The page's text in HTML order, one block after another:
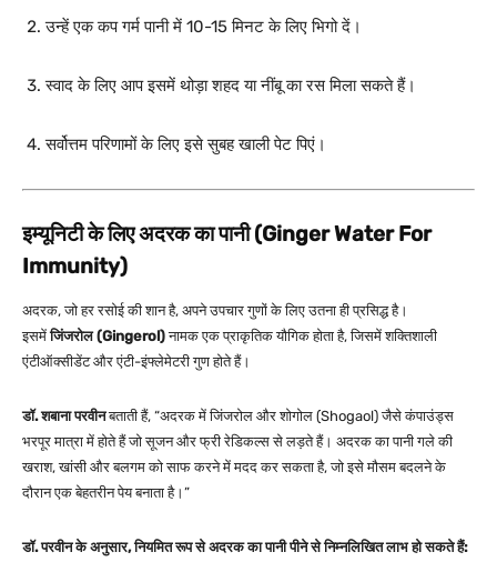
उन्हें एक कप गर्म पानी में 10-15 मिनट के लिए भिगो दें।
स्वाद के लिए आप इसमें थोड़ा शहद या नींबू का रस मिला सकते हैं।
सर्वोत्तम परिणामों के लिए इसे सुबह खाली पेट पिएं।
इम्यूनिटी के लिए अदरक का पानी (Ginger Water For
Immunity)
अदरक, जो हर रसोई की शान है, अपने उपचार गुणों के लिए उतना ही प्रसिद्ध है।
इसमेंजिंजरोल (Gingerol)नामक एक प्राकृतिक यौगिक होता है, जिसमें शक्तिशाली
एंटीऑक्सीडेंट और एंटी-इंफ्लेमेटरी गुण होते हैं।
डॉ. शबाना परवीनबताती हैं, “अदरक में जिंजरोल और शोगोल (Shogaol) जैसे कंपाउंड्स
भरपूर मात्रा में होते हैं जो सूजन और फ्री रेडिकल्स से लड़ते हैं। अदरक का पानी गले की
खराश, खांसी और बलगम को साफ करने में मदद कर सकता है, जो इसे मौसम बदलने के
दौरान एक बेहतरीन पेय बनाता है।”
डॉ. परवीन के अनुसार, नियमित रूप से अदरक का पानी पीने से निम्नलिखित लाभ हो सकते हैं: